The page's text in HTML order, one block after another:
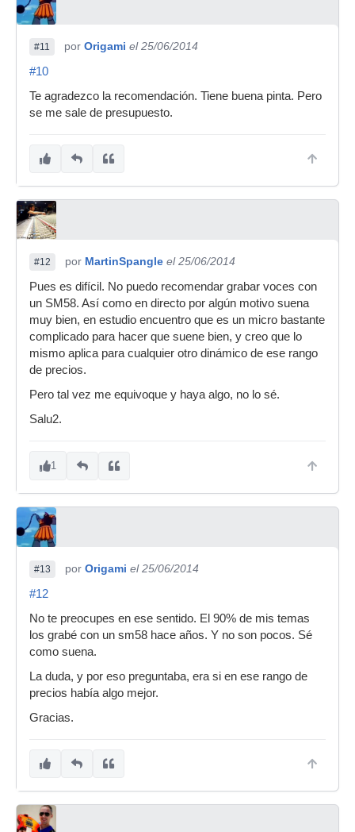
#11 por Origami el 25/06/2014
#10
Te agradezco la recomendación. Tiene buena pinta. Pero
se me sale de presupuesto.
#12 por MartinSpangle el 25/06/2014
Pues es difícil. No puedo recomendar grabar voces con
un SM58. Así como en directo por algún motivo suena
muy bien, en estudio encuentro que es un micro bastante
complicado para hacer que suene bien, y creo que lo
mismo aplica para cualquier otro dinámico de ese rango
de precios.
Pero tal vez me equivoque y haya algo, no lo sé.
Salu2.
1
#13 por Origami el 25/06/2014
#12
No te preocupes en ese sentido. El 90% de mis temas
los grabé con un sm58 hace años. Y no son pocos. Sé
como suena.
La duda, y por eso preguntaba, era si en ese rango de
precios había algo mejor.
Gracias.